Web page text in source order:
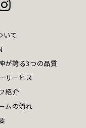
いて
が誇る3つの品質
サービス
紹介
ムの流れ